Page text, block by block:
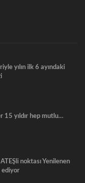
yılın ilk 6 ayındaki
15 yıldır hep mutlu…
noktası Yenilenen
ediyor